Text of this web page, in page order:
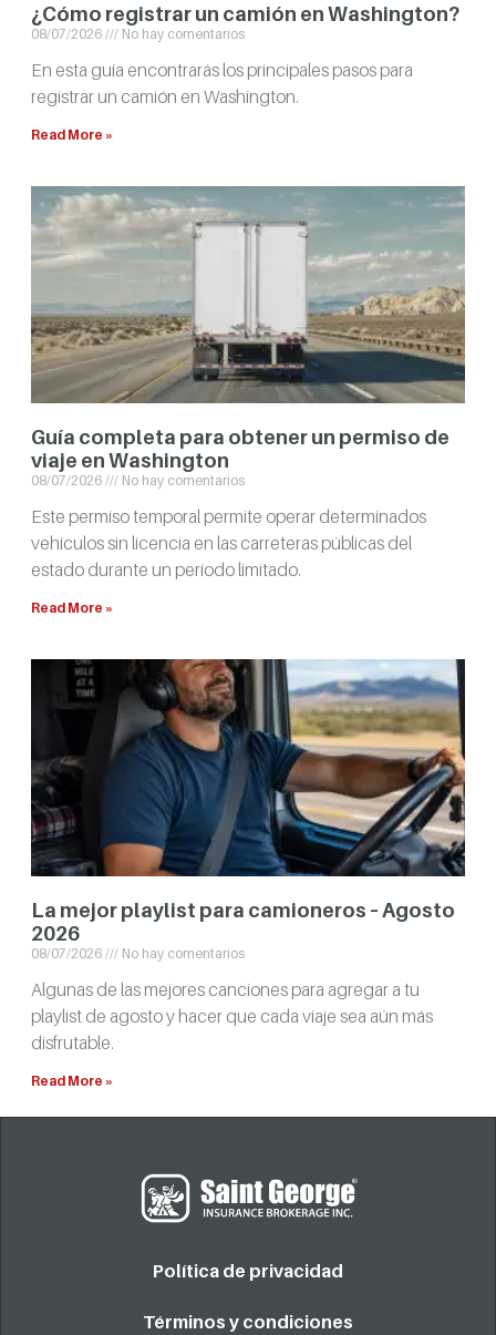
¿Cómo registrar un camión en Washington?
08/07/2026 No hay comentarios
En esta guía encontrarás los principales pasos para
registrar un camión en Washington.
Read More »
Guía completa para obtener un permiso de
viaje en Washington
08/07/2026 No hay comentarios
Este permiso temporal permite operar determinados
vehículos sin licencia en las carreteras públicas del
estado durante un período limitado.
Read More »
La mejor playlist para camioneros – Agosto
2026
08/07/2026 No hay comentarios
Algunas de las mejores canciones para agregar a tu
playlist de agosto y hacer que cada viaje sea aún más
disfrutable.
Read More »
Política de privacidad
Términos y condiciones